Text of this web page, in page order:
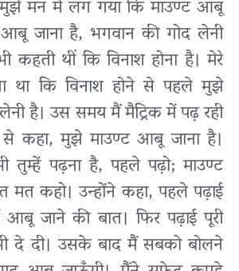
मन में लग गया कि माउण्ट आबू
जाना है, भगवान की गोद लेनी
कहती थीं कि विनाश होना है। मेरे
था कि विनाश होने से पहले मुझे
है। उस समय मैं मैट्रिक में पढ़ रही
से कहा, मुझे माउण्ट आबू जाना है।
तुम्हें पढ़ना है, पहले पढ़ो; माउण्ट
कहो। उन्होंने कहा, पहले पढ़ाई
आबू जाने की बात। फिर पढ़ाई पूरी
दे दी।उसके बाद मैं सबको बोलने